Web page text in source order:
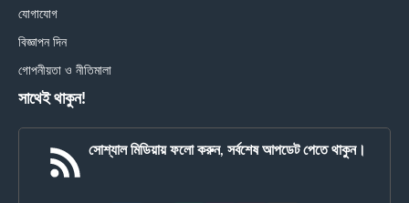
যোগাযোগ
বিজ্ঞাপন দিন
গোপনীয়তা ও নীতিমালা
সাথেই থাকুন!
সোশ্যাল মিডিয়ায় ফলো করুন, সর্বশেষ আপডেট পেতে থাকুন।